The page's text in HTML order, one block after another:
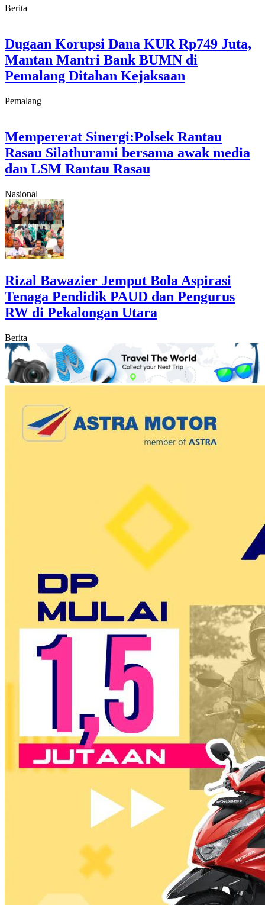
Berita
Dugaan Korupsi Dana KUR Rp749 Juta,
Mantan Mantri Bank BUMN di
Pemalang Ditahan Kejaksaan
Pemalang
Mempererat Sinergi:Polsek Rantau
Rasau Silathurami bersama awak media
dan LSM Rantau Rasau
Nasional
Rizal Bawazier Jemput Bola Aspirasi
Tenaga Pendidik PAUD dan Pengurus
RW di Pekalongan Utara
Berita